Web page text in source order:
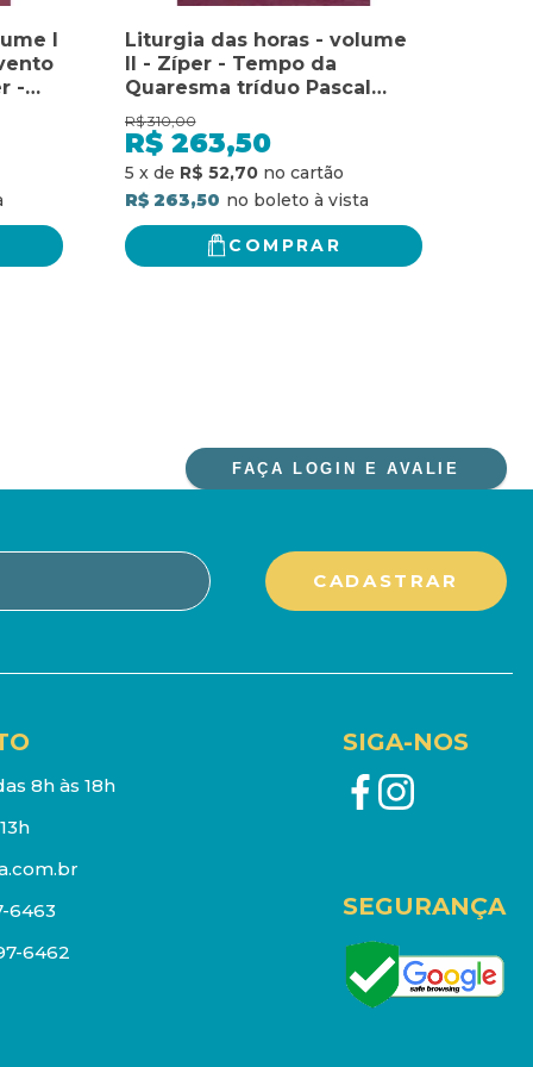
I
-
Liturgia das horas - volume
II - Zíper - Tempo da
Quaresma tríduo Pascal
tempo da Páscoa: zíper -
Tempo da Quaresma tríduo
Pascal tempo da Páscoa
R$ 310,00
R$ 263,50
5 x de R$ 52,70
R$ 263,50
COMPRAR
FAÇA LOGIN E AVALIE
8h às 18h
6463
6462
SIGA-NOS
SEGURANÇA